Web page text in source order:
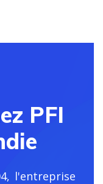
PFI
l'entreprise